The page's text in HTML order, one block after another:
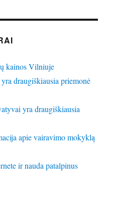
kainos Vilniuje
draugiškiausia priemonė
yra draugiškiausia
apie vairavimo mokyklą
ir nauda patalpinus